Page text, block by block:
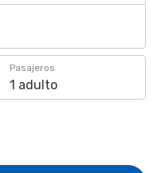
Pasajeros
1 adulto